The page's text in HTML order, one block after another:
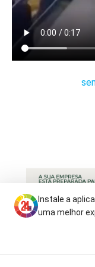
Instale a
uma melhor